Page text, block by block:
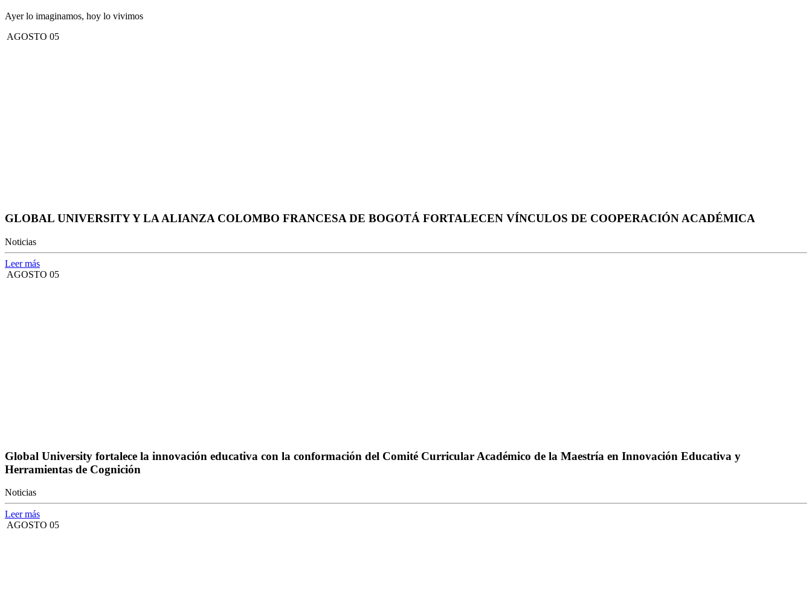
Ayer lo imaginamos, hoy lo vivimos
AGOSTO 05
GLOBAL UNIVERSITY Y LA ALIANZA COLOMBO FRANCESA DE BOGOTÁ FORTALECEN VÍNCULOS DE COOPERACIÓN ACADÉMICA
Noticias
Leer más
AGOSTO 05
Global University fortalece la innovación educativa con la conformación del Comité Curricular Académico de la Maestría en Innovación Educativa y
Herramientas de Cognición
Noticias
Leer más
AGOSTO 05